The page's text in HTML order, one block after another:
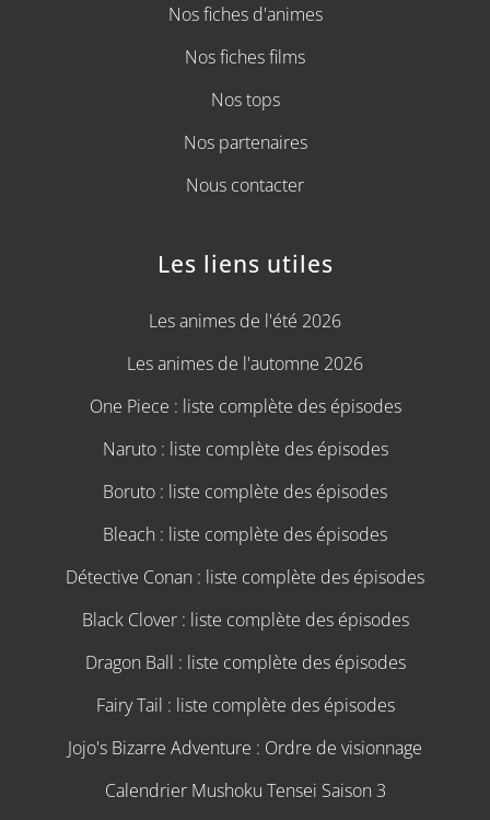
Nos fiches d'animes
Nos fiches films
Nos tops
Nos partenaires
Nous contacter
Les liens utiles
Les animes de l'été 2026
Les animes de l'automne 2026
One Piece : liste complète des épisodes
Naruto : liste complète des épisodes
Boruto : liste complète des épisodes
Bleach : liste complète des épisodes
Détective Conan : liste complète des épisodes
Black Clover : liste complète des épisodes
Dragon Ball : liste complète des épisodes
Fairy Tail : liste complète des épisodes
Jojo's Bizarre Adventure : Ordre de visionnage
Calendrier Mushoku Tensei Saison 3